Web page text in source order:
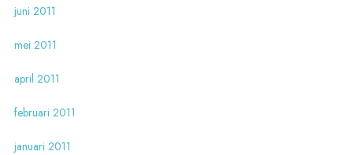
juni 2011
mei 2011
april 2011
februari 2011
januari 2011